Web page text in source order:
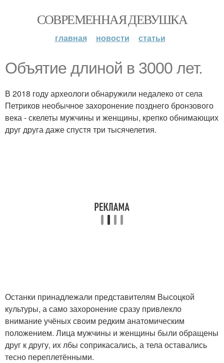
СОВРЕМЕННАЯ ДЕВУШКА
главная новости статьи
Объятие длиной в 3000 лет.
В 2018 году археологи обнаружили недалеко от села
Петриков необычное захоронение позднего бронзового
века - скелеты мужчины и женщины, крепко обнимающих
друг друга даже спустя три тысячелетия.
Останки принадлежали представителям Высоцкой
культуры, а само захоронение сразу привлекло
внимание учёных своим редким анатомическим
положением. Лица мужчины и женщины были обращены
друг к другу, их лбы соприкасались, а тела оставались
тесно переплетёнными.